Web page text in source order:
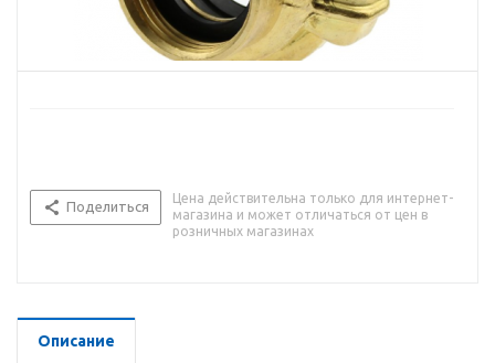
Поделиться
Цена действительна только для интернет-
магазина и может отличаться от цен в
розничных магазинах
Описание